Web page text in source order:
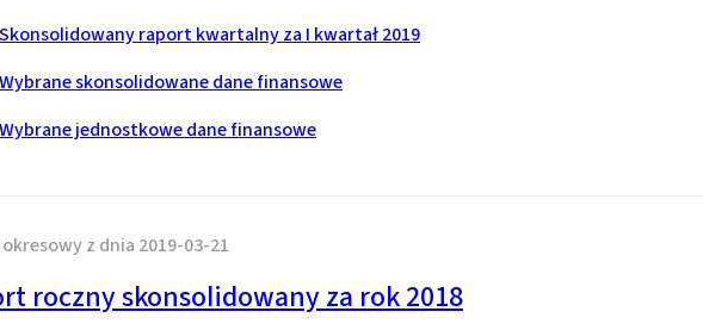
Skonsolidowany raport kwartalny za I kwartał 2019
Wybrane skonsolidowane dane finansowe
Wybrane jednostkowe dane finansowe
z dnia 2019-03-21
roczny skonsolidowany za rok 2018